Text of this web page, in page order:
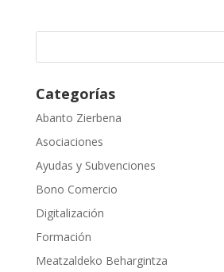
Categorías
Abanto Zierbena
Asociaciones
Ayudas y Subvenciones
Bono Comercio
Digitalización
Formación
Meatzaldeko Behargintza